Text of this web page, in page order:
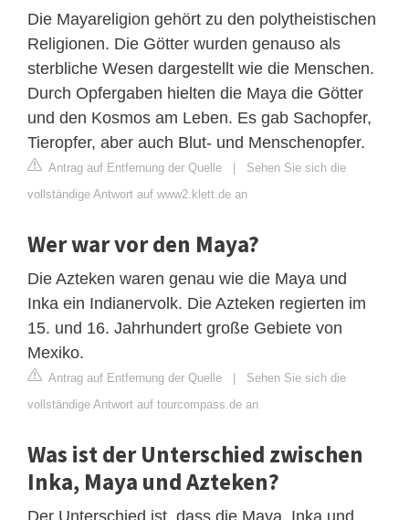
Die Mayareligion gehört zu den polytheistischen
Religionen. Die Götter wurden genauso als
sterbliche Wesen dargestellt wie die Menschen.
Durch Opfergaben hielten die Maya die Götter
und den Kosmos am Leben. Es gab Sachopfer,
Tieropfer, aber auch Blut- und Menschenopfer.
Antrag auf Entfernung der Quelle | Sehen Sie sich die
vollständige Antwort auf www2.klett.de an
Wer war vor den Maya?
Die Azteken waren genau wie die Maya und
Inka ein Indianervolk. Die Azteken regierten im
15. und 16. Jahrhundert große Gebiete von
Mexiko.
Antrag auf Entfernung der Quelle | Sehen Sie sich die
vollständige Antwort auf tourcompass.de an
Was ist der Unterschied zwischen
Inka, Maya und Azteken?
Der Unterschied ist, dass die Maya, Inka und